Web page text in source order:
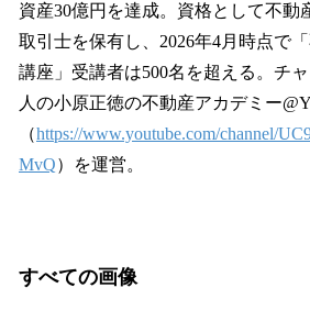
資産30億円を達成。資格として不動
取引士を保有し、2026年4月時点で
講座」受講者は500名を超える。チ
人の小原正徳の不動産アカデミー
（https://www.youtube.com/channel/
MvQ）を運営。
すべての画像